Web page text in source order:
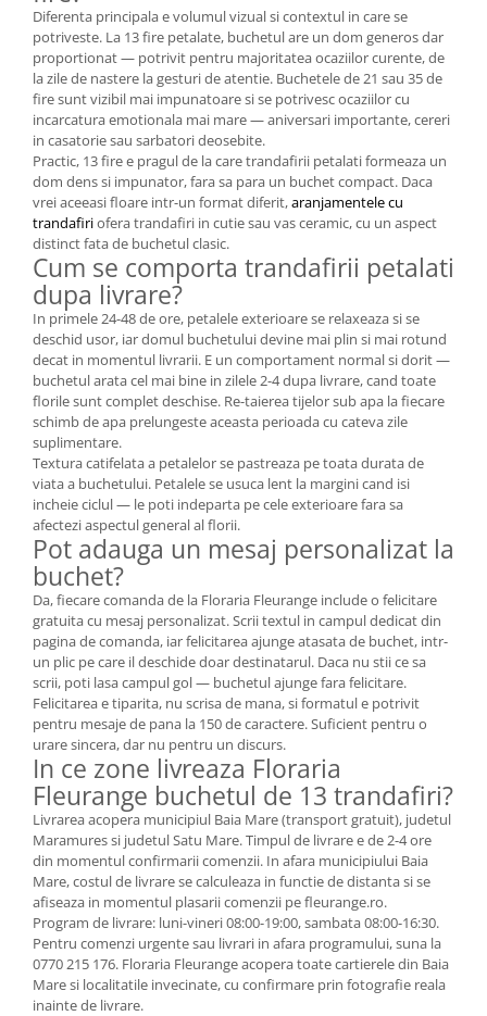
Diferenta principala e volumul vizual si contextul in care se
potriveste. La 13 fire petalate, buchetul are un dom generos dar
proportionat — potrivit pentru majoritatea ocaziilor curente, de
la zile de nastere la gesturi de atentie. Buchetele de 21 sau 35 de
fire sunt vizibil mai impunatoare si se potrivesc ocaziilor cu
incarcatura emotionala mai mare — aniversari importante, cereri
in casatorie sau sarbatori deosebite.
Practic, 13 fire e pragul de la care trandafirii petalati formeaza un
dom dens si impunator, fara sa para un buchet compact. Daca
vrei aceeasi floare intr-un format diferit,aranjamentele cu
trandafiriofera trandafiri in cutie sau vas ceramic, cu un aspect
distinct fata de buchetul clasic.
Cum se comporta trandafirii petalati
dupa livrare?
In primele 24-48 de ore, petalele exterioare se relaxeaza si se
deschid usor, iar domul buchetului devine mai plin si mai rotund
decat in momentul livrarii. E un comportament normal si dorit —
buchetul arata cel mai bine in zilele 2-4 dupa livrare, cand toate
florile sunt complet deschise. Re-taierea tijelor sub apa la fiecare
schimb de apa prelungeste aceasta perioada cu cateva zile
suplimentare.
Textura catifelata a petalelor se pastreaza pe toata durata de
viata a buchetului. Petalele se usuca lent la margini cand isi
incheie ciclul — le poti indeparta pe cele exterioare fara sa
afectezi aspectul general al florii.
Pot adauga un mesaj personalizat la
buchet?
Da, fiecare comanda de la Floraria Fleurange include o felicitare
gratuita cu mesaj personalizat. Scrii textul in campul dedicat din
pagina de comanda, iar felicitarea ajunge atasata de buchet, intr-
un plic pe care il deschide doar destinatarul. Daca nu stii ce sa
scrii, poti lasa campul gol — buchetul ajunge fara felicitare.
Felicitarea e tiparita, nu scrisa de mana, si formatul e potrivit
pentru mesaje de pana la 150 de caractere. Suficient pentru o
urare sincera, dar nu pentru un discurs.
In ce zone livreaza Floraria
Fleurange buchetul de 13 trandafiri?
Livrarea acopera municipiul Baia Mare (transport gratuit), judetul
Maramures si judetul Satu Mare. Timpul de livrare e de 2-4 ore
din momentul confirmarii comenzii. In afara municipiului Baia
Mare, costul de livrare se calculeaza in functie de distanta si se
afiseaza in momentul plasarii comenzii pe fleurange.ro.
Program de livrare: luni-vineri 08:00-19:00, sambata 08:00-16:30.
Pentru comenzi urgente sau livrari in afara programului, suna la
0770 215 176. Floraria Fleurange acopera toate cartierele din Baia
Mare si localitatile invecinate, cu confirmare prin fotografie reala
inainte de livrare.